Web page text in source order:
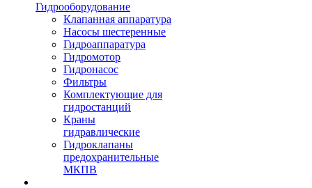
Гидрооборудование
Клапанная аппаратура
Насосы шестеренные
Гидроаппаратура
Гидромотор
Гидронасос
Фильтры
Комплектующие для
гидростанций
Краны
гидравлические
Гидроклапаны
предохранительные
МКПВ